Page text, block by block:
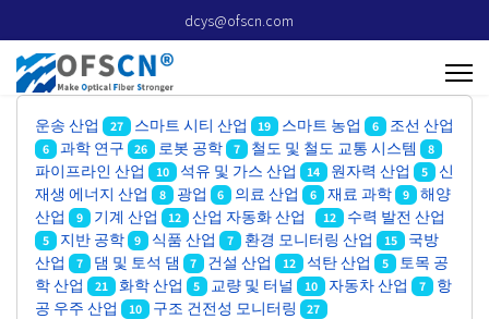
dcys@ofscn.com
운송 산업 27 스마트 시티 산업 19 스마트 농업 6 조선 산업
6 과학 연구 26 로봇 공학 7 철도 및 철도 교통 시스템 8
파이프라인 산업 10 석유 및 가스 산업 14 원자력 산업 5
신
재생 에너지 산업
8 광업 6 의료 산업 6 재료 과학 9
해양
산업
9 기계 산업 12 산업 자동화 산업 12 수력 발전 산업
5 지반 공학 9 식품 산업 7 환경 모니터링 산업 15
국방
산업
7 댐 및 토석 댐 7 건설 산업 12 석탄 산업 5
토목 공
학 산업
21 화학 산업 5 교량 및 터널 10 자동차 산업 7
항
공 우주 산업
10 구조 건전성 모니터링 27